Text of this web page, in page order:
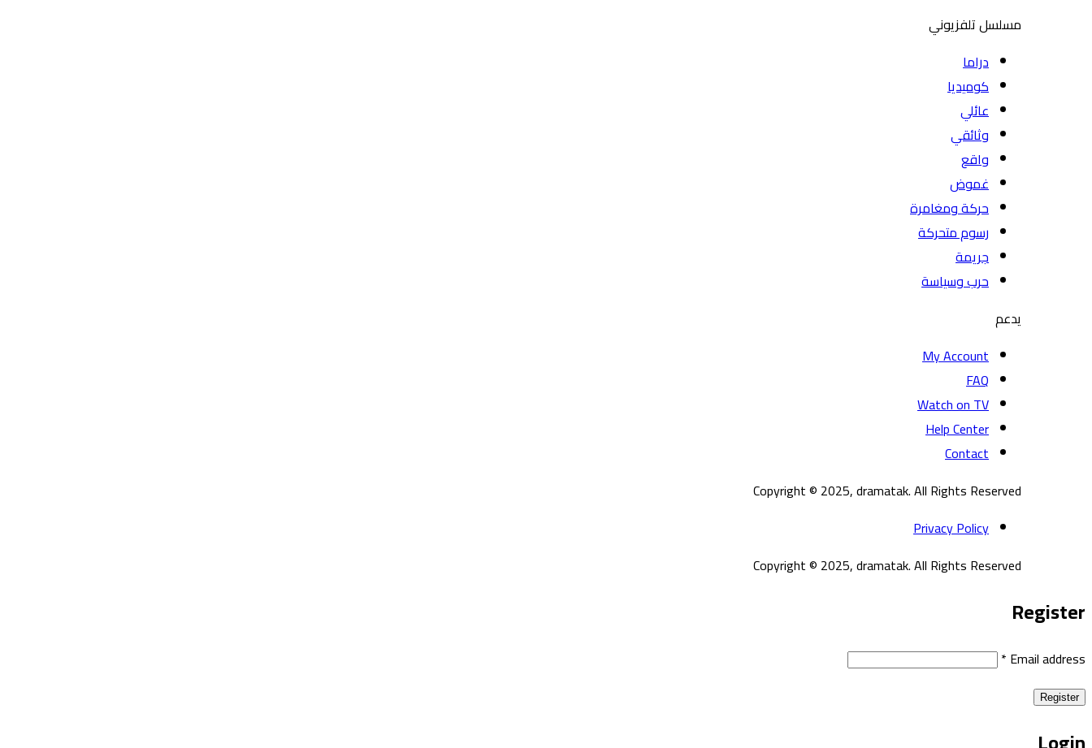
مسلسل تلفزيوني
دراما
كوميديا
عائلي
وثائقي
واقع
غموض
حركة ومغامرة
رسوم متحركة
جريمة
حرب وسياسة
يدعم
My Account
FAQ
Watch on TV
Help Center
Contact
Copyright © 2025, dramatak. All Rights Reserved
Privacy Policy
Copyright © 2025, dramatak. All Rights Reserved
Register
Email address
*
Register